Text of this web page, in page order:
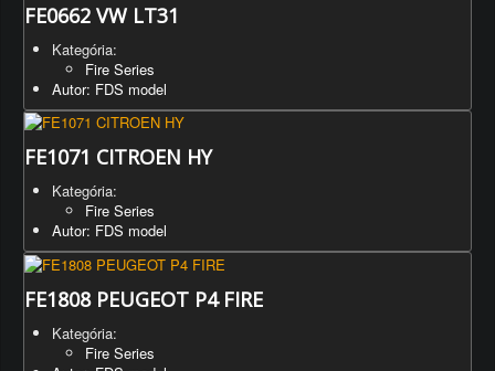
FE0662 VW LT31
Kategória:
Fire Series
Autor: FDS model
FE1071 CITROEN HY
Kategória:
Fire Series
Autor: FDS model
FE1808 PEUGEOT P4 FIRE
Kategória:
Fire Series